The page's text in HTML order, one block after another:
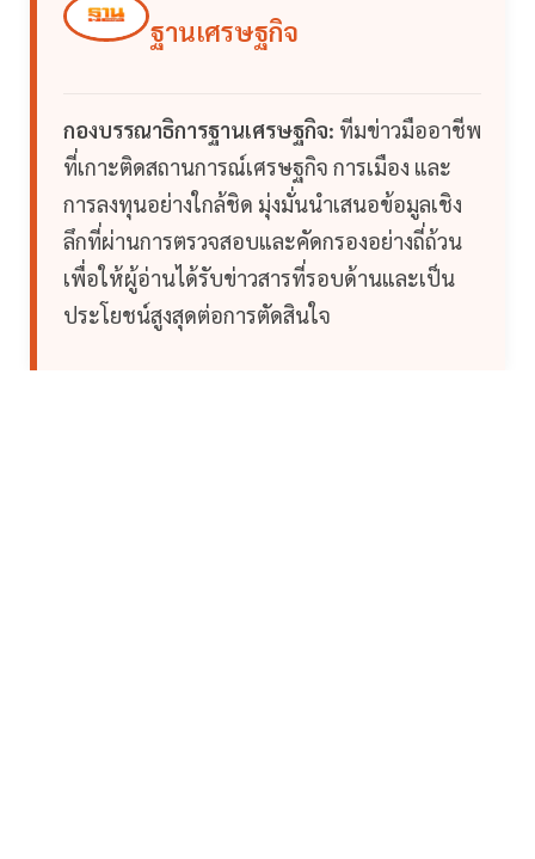
ฐานเศรษฐกิจ
กองบรรณาธิการฐานเศรษฐกิจ: ทีมข่าวมืออาชีพ
ที่เกาะติดสถานการณ์เศรษฐกิจ การเมือง และ
การลงทุนอย่างใกล้ชิด มุ่งมั่นนำเสนอข้อมูลเชิง
ลึกที่ผ่านการตรวจสอบและคัดกรองอย่างถี่ถ้วน
เพื่อให้ผู้อ่านได้รับข่าวสารที่รอบด้านและเป็น
ประโยชน์สูงสุดต่อการตัดสินใจ